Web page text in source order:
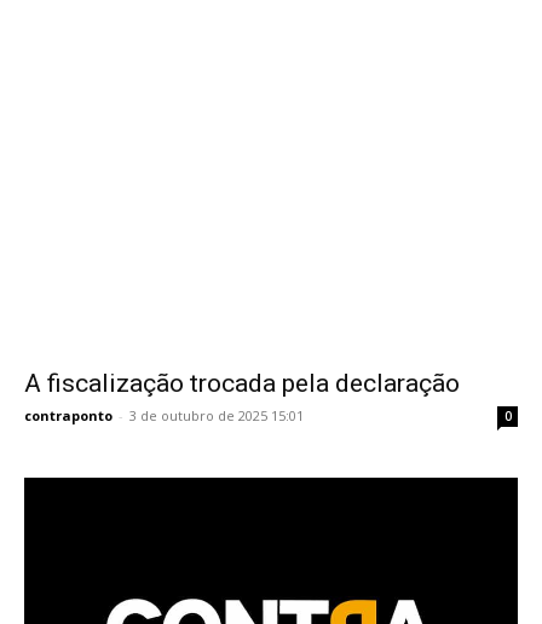
A fiscalização trocada pela declaração
contraponto - 3 de outubro de 2025 15:01 0